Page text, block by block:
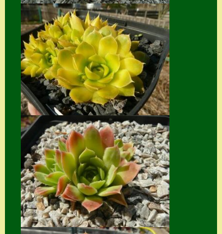
Semps von A – Z
Shop
Suche
Sue Thomas
Translator
Versand
Versand von
Semps
Warenkorb
Warenkorb
Widerrufsbelehru
ng
Zahlung